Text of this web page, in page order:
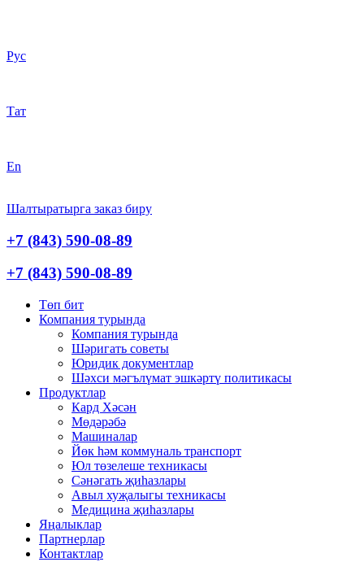
Рус
Тат
En
Шалтыратырга заказ биру
+7 (843) 590-08-89
+7 (843) 590-08-89
Төп бит
Компания турында
Компания турында
Шәригать cоветы
Юридик документлар
Шәхси мәгълүмат эшкәртү политикасы
Продуктлар
Кард Хәсән
Мөдәрәбә
Машиналар
Йөк һәм коммуналь транспорт
Юл төзелеше техникасы
Сәнәгать җиһазлары
Авыл хуҗалыгы техникасы
Медицина җиһазлары
Яңалыклар
Партнерлар
Контактлар